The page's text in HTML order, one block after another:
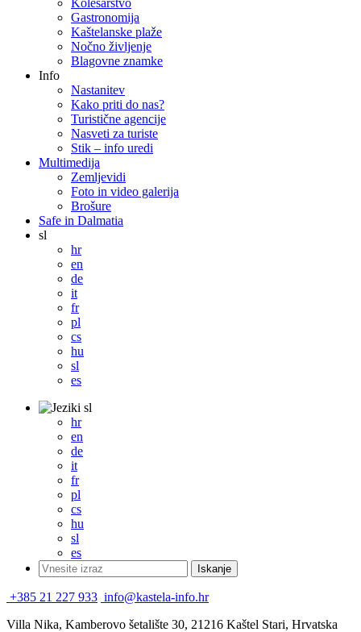
Kolesarstvo
Gastronomija
Kaštelanske plaže
Nočno življenje
Blagovne znamke
Info
Nastanitev
Kako priti do nas?
Turistične agencije
Nasveti za turiste
Stik – info uredi
Multimedija
Zemljevidi
Foto in video galerija
Brošure
Safe in Dalmatia
sl
hr
en
de
it
fr
pl
cs
hu
sl
es
sl
hr
en
de
it
fr
pl
cs
hu
sl
es
+385 21 227 933 info@kastela-info.hr
Villa Nika, Kamberovo šetalište 30, 21216 Kaštel Stari, Hrvatska